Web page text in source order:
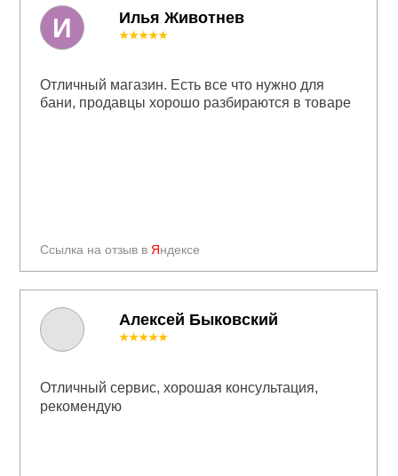
Илья Животнев
Ссылка на отзыв в Яндексе
★★★★★
Отличный магазин. Есть все что нужно для
бани, продавцы хорошо разбираются в товаре
И
Алексей Быковский
★★★★★
Отличный сервис, хорошая консультация,
рекомендую